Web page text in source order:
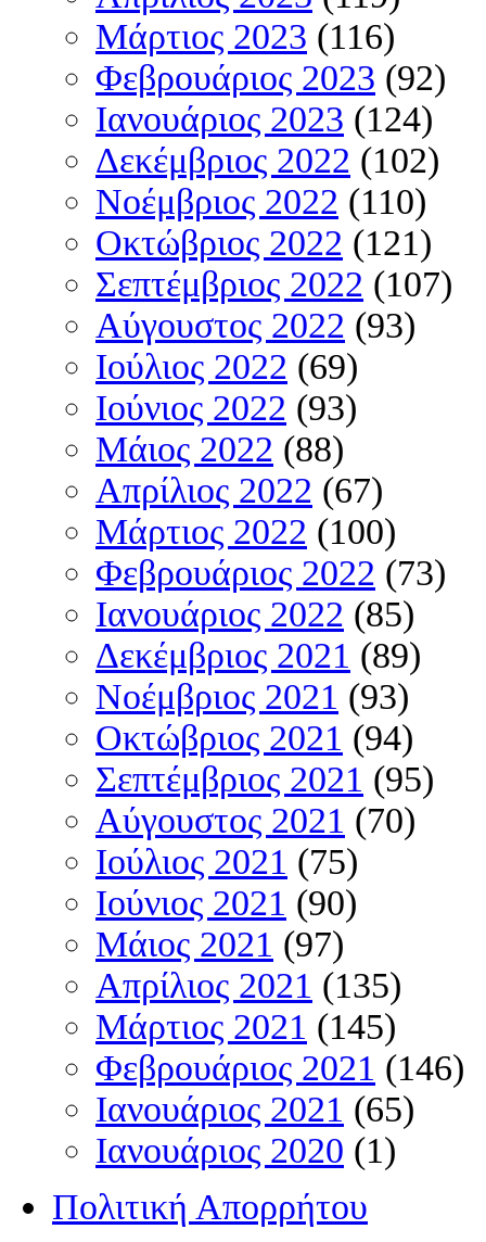
Μάρτιος 2023 (116)
Φεβρουάριος 2023 (92)
Ιανουάριος 2023 (124)
Δεκέμβριος 2022 (102)
Νοέμβριος 2022 (110)
Οκτώβριος 2022 (121)
Σεπτέμβριος 2022 (107)
Αύγουστος 2022 (93)
Ιούλιος 2022 (69)
Ιούνιος 2022 (93)
Μάιος 2022 (88)
Απρίλιος 2022 (67)
Μάρτιος 2022 (100)
Φεβρουάριος 2022 (73)
Ιανουάριος 2022 (85)
Δεκέμβριος 2021 (89)
Νοέμβριος 2021 (93)
Οκτώβριος 2021 (94)
Σεπτέμβριος 2021 (95)
Αύγουστος 2021 (70)
Ιούλιος 2021 (75)
Ιούνιος 2021 (90)
Μάιος 2021 (97)
Απρίλιος 2021 (135)
Μάρτιος 2021 (145)
Φεβρουάριος 2021 (146)
Ιανουάριος 2021 (65)
Ιανουάριος 2020 (1)
Πολιτική Απορρήτου